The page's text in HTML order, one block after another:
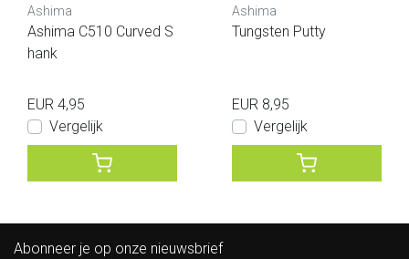
Ashima
Ashima C510 Curved S
hank
EUR 4,95
Vergelijk
Ashima
Tungsten Putty
EUR 8,95
Vergelijk
Abonneer je op onze nieuwsbrief